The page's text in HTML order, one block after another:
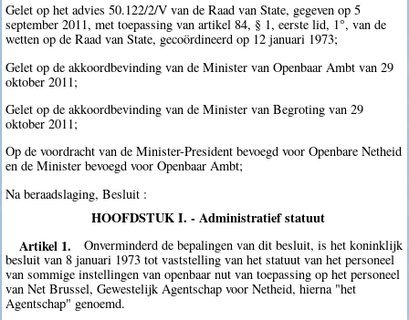
Gelet op het advies 50.122/2/V van de Raad van State, gegeven op 5
september 2011, met toepassing van artikel 84, § 1, eerste lid, 1°, van de
wetten op de Raad van State, gecoördineerd op 12 januari 1973;
Gelet op de akkoordbevinding van de Minister van Openbaar Ambt van 29
oktober 2011;
Gelet op de akkoordbevinding van de Minister van Begroting van 29
oktober 2011;
Op de voordracht van de Minister-President bevoegd voor Openbare Netheid
en de Minister bevoegd voor Openbaar Ambt;
Na beraadslaging, Besluit :
HOOFDSTUK I. - Administratief statuut
Artikel 1.
Onverminderd de bepalingen van dit besluit, is het koninklijk
besluit van 8 januari 1973 tot vaststelling van het statuut van het personeel
van sommige instellingen van openbaar nut van toepassing op het personeel
van Net Brussel, Gewestelijk Agentschap voor Netheid, hierna "het
Agentschap" genoemd.